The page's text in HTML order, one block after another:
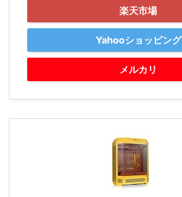
楽天市場
Yahooショッピング
メルカリ